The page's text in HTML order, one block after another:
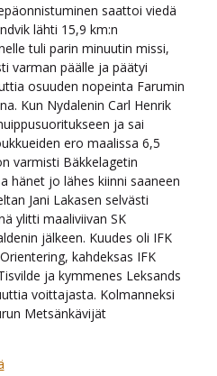
saattoi viedä
lähti 15,9 km:n
tuli parin minuutin missi,
varman päälle ja päätyi
osuuden nopeinta Farumin
Kun Nydalenin Carl Henrik
ja sai
ero maalissa 6,5
varmisti Bäkkelagetin
hänet jo lähes kiinni saaneen
Jani Lakasen selvästi
ylitti maaliviivan SK
jälkeen. Kuudes oli IFK
kahdeksas IFK
ja kymmenes Leksands
voittajasta. Kolmanneksi
Metsänkävijät